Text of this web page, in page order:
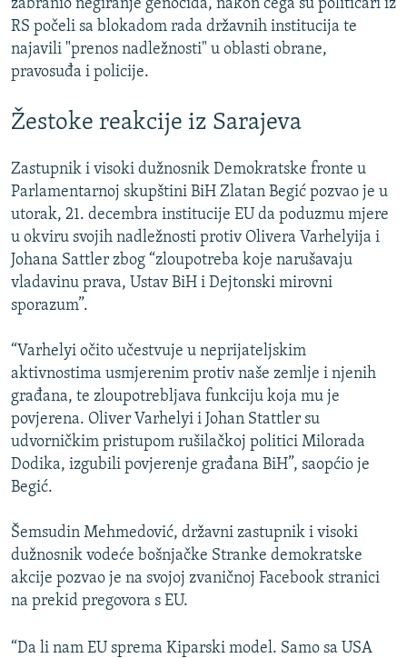
zabranio negiranje genocida, nakon čega su političari iz
RS počeli sa blokadom rada državnih institucija te
najavili "prenos nadležnosti" u oblasti obrane,
pravosuđa i policije.
Žestoke reakcije iz Sarajeva
Zastupnik i visoki dužnosnik Demokratske fronte u
Parlamentarnoj skupštini BiH Zlatan Begić pozvao je u
utorak, 21. decembra institucije EU da poduzmu mjere
u okviru svojih nadležnosti protiv Olivera Varhelyija i
Johana Sattler zbog “zloupotreba koje narušavaju
vladavinu prava, Ustav BiH i Dejtonski mirovni
sporazum”.
“Varhelyi očito učestvuje u neprijateljskim
aktivnostima usmjerenim protiv naše zemlje i njenih
građana, te zloupotrebljava funkciju koja mu je
povjerena. Oliver Varhelyi i Johan Stattler su
udvorničkim pristupom rušilačkoj politici Milorada
Dodika, izgubili povjerenje građana BiH”, saopćio je
Begić.
Šemsudin Mehmedović, državni zastupnik i visoki
dužnosnik vodeće bošnjačke Stranke demokratske
akcije pozvao je na svojoj zvaničnoj Facebook stranici
na prekid pregovora s EU.
“Da li nam EU sprema Kiparski model. Samo sa USA